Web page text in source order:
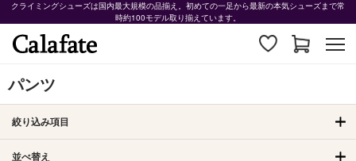
クライミングシューズは国内最大規模の品揃え。初めての一足から最新の本気シューズまで常
時約100モデル取り揃えています。
パンツ
絞り込み項目
並べ替え